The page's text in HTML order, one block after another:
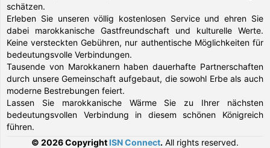
schätzen.
Erleben Sie unseren völlig kostenlosen Service und ehren Sie
dabei marokkanische Gastfreundschaft und kulturelle Werte.
Keine versteckten Gebühren, nur authentische Möglichkeiten für
bedeutungsvolle Verbindungen.
Tausende von Marokkanern haben dauerhafte Partnerschaften
durch unsere Gemeinschaft aufgebaut, die sowohl Erbe als auch
moderne Bestrebungen feiert.
Lassen Sie marokkanische Wärme Sie zu Ihrer nächsten
bedeutungsvollen Verbindung in diesem schönen Königreich
führen.
© 2026 Copyright ISN Connect. All rights reserved.